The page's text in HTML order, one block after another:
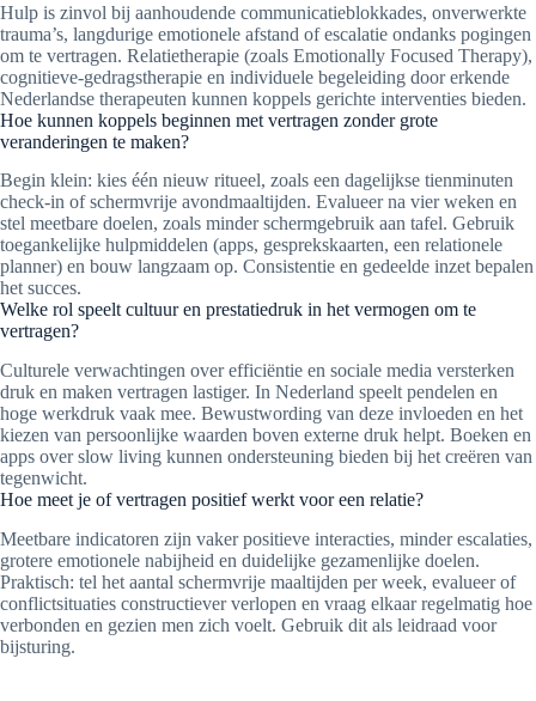
Hulp is zinvol bij aanhoudende communicatieblokkades, onverwerkte
trauma’s, langdurige emotionele afstand of escalatie ondanks pogingen
om te vertragen. Relatietherapie (zoals Emotionally Focused Therapy),
cognitieve-gedragstherapie en individuele begeleiding door erkende
Nederlandse therapeuten kunnen koppels gerichte interventies bieden.
Hoe kunnen koppels beginnen met vertragen zonder grote
veranderingen te maken?
Begin klein: kies één nieuw ritueel, zoals een dagelijkse tienminuten
check-in of schermvrije avondmaaltijden. Evalueer na vier weken en
stel meetbare doelen, zoals minder schermgebruik aan tafel. Gebruik
toegankelijke hulpmiddelen (apps, gesprekskaarten, een relationele
planner) en bouw langzaam op. Consistentie en gedeelde inzet bepalen
het succes.
Welke rol speelt cultuur en prestatiedruk in het vermogen om te
vertragen?
Culturele verwachtingen over efficiëntie en sociale media versterken
druk en maken vertragen lastiger. In Nederland speelt pendelen en
hoge werkdruk vaak mee. Bewustwording van deze invloeden en het
kiezen van persoonlijke waarden boven externe druk helpt. Boeken en
apps over slow living kunnen ondersteuning bieden bij het creëren van
tegenwicht.
Hoe meet je of vertragen positief werkt voor een relatie?
Meetbare indicatoren zijn vaker positieve interacties, minder escalaties,
grotere emotionele nabijheid en duidelijke gezamenlijke doelen.
Praktisch: tel het aantal schermvrije maaltijden per week, evalueer of
conflictsituaties constructiever verlopen en vraag elkaar regelmatig hoe
verbonden en gezien men zich voelt. Gebruik dit als leidraad voor
bijsturing.